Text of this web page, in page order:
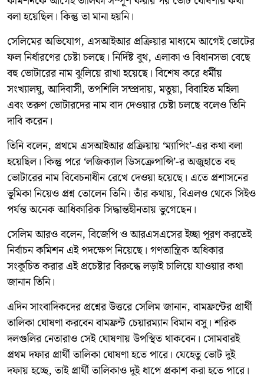
বলা হয়েছিল। কিন্তু তা মানা হয়নি।
সেলিমের অভিযোগ, এসআইআর প্রক্রিয়ার মাধ্যমে আগেই ভোটের
ফল নির্ধারণের চেষ্টা চলছে। নির্দিষ্ট বুথ, এলাকা ও বিধানসভা বেছে
বহু ভোটারের নাম ঝুলিয়ে রাখা হয়েছে। বিশেষ করে ধর্মীয়
সংখ্যালঘু, আদিবাসী, তপশিলি সম্প্রদায়, মতুয়া, বিবাহিত মহিলা
এবং তরুণ ভোটারদের নাম বাদ দেওয়ার চেষ্টা চলছে বলেও তিনি
দাবি করেন।
তিনি বলেন, প্রথমে এসআইআর প্রক্রিয়ায় ‘ম্যাপিং’-এর কথা বলা
হয়েছিল। কিন্তু পরে ‘লজিক্যাল ডিসক্রেপান্সি’-র অজুহাতে বহু
ভোটারের নাম বিবেচনাধীন রেখে দেওয়া হয়েছে। এতে প্রশাসনের
ভূমিকা নিয়েও প্রশ্ন তোলেন তিনি। তাঁর কথায়, বিএলও থেকে সিইও
পর্যন্ত অনেক আধিকারিক সিদ্ধান্তহীনতায় ভুগেছেন।
সেলিম আরও বলেন, বিজেপি ও আরএসএসের ইচ্ছা পূরণ করতেই
নির্বাচন কমিশন এই পদক্ষেপ নিয়েছে। গণতান্ত্রিক অধিকার
সংকুচিত করার এই প্রচেষ্টার বিরুদ্ধে লড়াই চালিয়ে যাওয়ার কথা
জানান তিনি।
এদিন সাংবাদিকদের প্রশ্নের উত্তরে সেলিম জানান, বামফ্রন্টের প্রার্থী
তালিকা ঘোষণা করবেন বামফ্রন্ট চেয়ারম্যান বিমান বসু। শরিক
দলগুলির নেতারাও সেই ঘোষণায় উপস্থিত থাকবেন। সোমবারই
প্রথম দফার প্রার্থী তালিকা ঘোষণা হতে পারে। যেহেতু ভোট দুই
দফায় হচ্ছে, তাই প্রার্থী তালিকাও দুই ধাপে প্রকাশ করা হতে পারে।